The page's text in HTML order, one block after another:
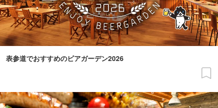
表参道でおすすめのビアガーデン2026